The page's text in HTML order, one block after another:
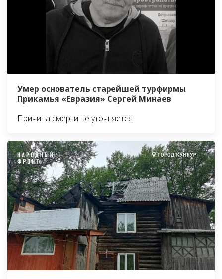
Умер основатель старейшей турфирмы
Прикамья «Евразия» Сергей Минаев
Причина смерти не уточняется